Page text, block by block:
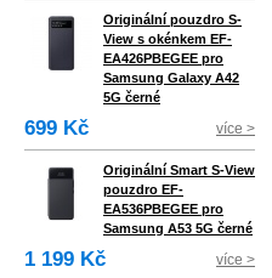
Originální pouzdro S-
View s okénkem EF-
EA426PBEGEE pro
Samsung Galaxy A42
5G černé
699 Kč více >
Originální Smart S-View
pouzdro EF-
EA536PBEGEE pro
Samsung A53 5G černé
1 199 Kč více >